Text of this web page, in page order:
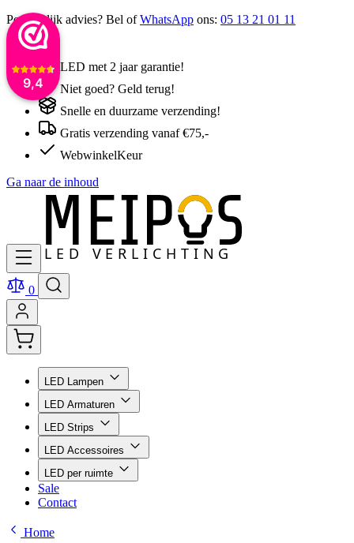
9,4
Persoonlijk advies? Bel ofWhatsApp ons: 05 13 21 01 11
LED met 2 jaar garantie!
Niet goed? Geld terug!
Snelle en duurzame verzending!
Gratis verzending vanaf €75,-
WebwinkelKeur
Ga naar de inhoud
0
LED Lampen
LED Armaturen
LED Strips
LED Accessoires
LED per ruimte
Sale
Contact
Home